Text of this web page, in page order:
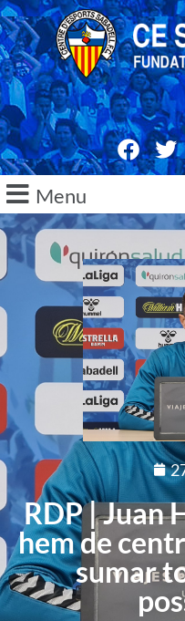
Menu
RDP | Juan
hem de
sumar